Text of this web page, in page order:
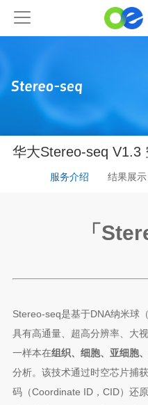
华大Stereo-seq V1.3
服务介绍 结果展示
「
Stereo-seq是基于DNA纳米球
具有高通量、超高分辨率、大
一样本在组织、细胞、亚细胞
分析。该技术通过时空芯片捕
码（Coordinate ID，CID）还